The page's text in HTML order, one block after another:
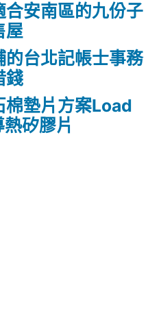
合安南區的九份子
屋
的台北記帳士事務
錢
棉墊片方案Load
矽膠片